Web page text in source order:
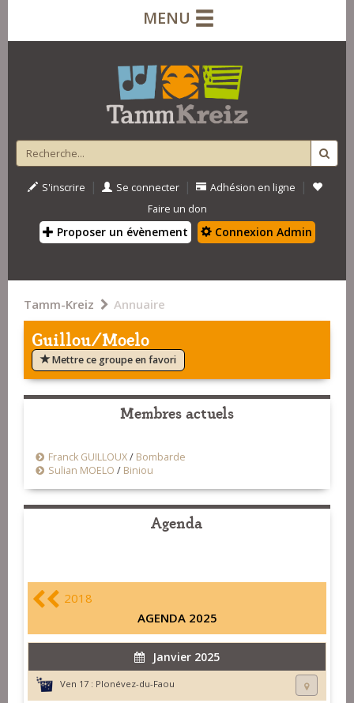
MENU
S'inscrire | Se connecter | Adhésion en ligne |
Faire un don
Proposer un évènement Connexion Admin
Tamm-Kreiz Annuaire
Guillou/Moelo
Mettre ce groupe en favori
Membres actuels
Franck GUILLOUX/ Bombarde
Sulian MOELO / Biniou
Agenda
2018
AGENDA 2025
Janvier 2025
Ven 17 : Plonévez-du-Faou